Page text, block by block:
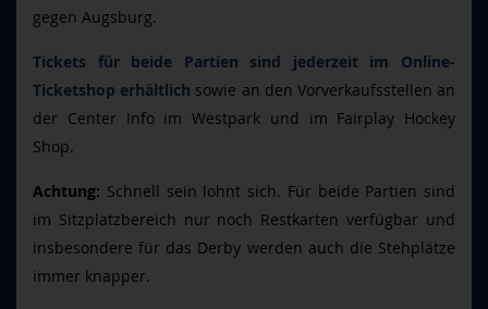
gegen Augsburg.
Tickets für beide Partien sind jederzeit im Online-
Ticketshop erhältlich sowie an den Vorverkaufsstellen an
der Center Info im Westpark und im Fairplay Hockey
Shop.
Achtung: Schnell sein lohnt sich. Für beide Partien sind
im Sitzplatzbereich nur noch Restkarten verfügbar und
insbesondere für das Derby werden auch die Stehplätze
immer knapper.